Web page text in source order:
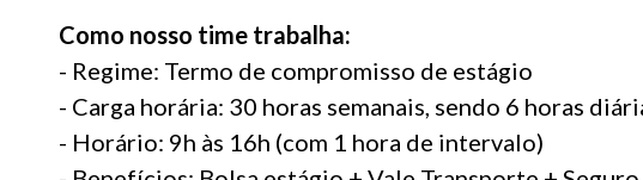
Como nosso time trabalha:
- Regime: Termo de compromisso de estágio
- Carga horária: 30 horas semanais, sendo 6 horas
- Horário: 9h às 16h (com 1 hora de intervalo)